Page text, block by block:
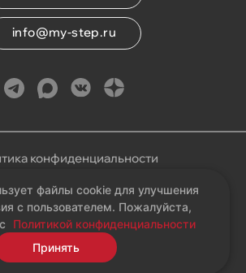
info@my-step.ru
конфиденциальности
обработку персональных данных
Карта сайта
файлы cookie для улучшения
с пользователем. Пожалуйста,
Политикой конфиденциальности
Принять